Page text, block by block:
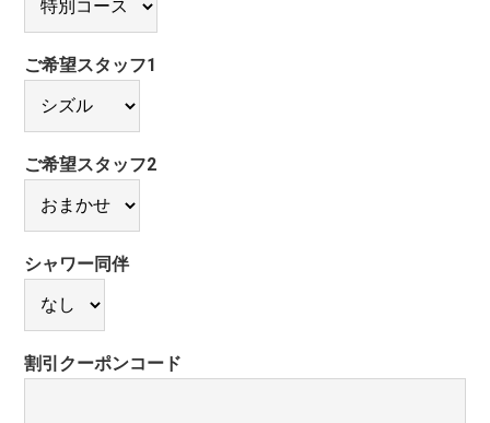
ご希望スタッフ1
ご希望スタッフ2
シャワー同伴
割引クーポンコード